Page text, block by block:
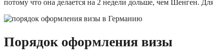
потому что она делается на 2 недели дольше, чем Шенген.
Порядок оформления визы